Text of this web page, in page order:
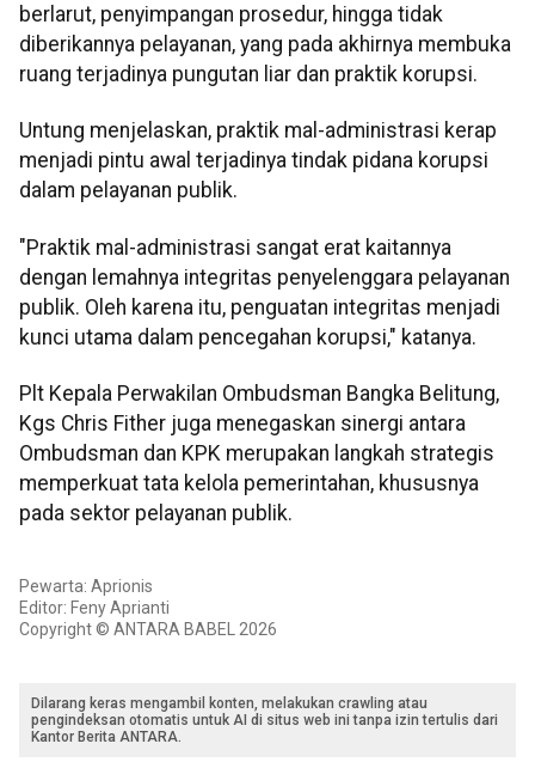
berlarut, penyimpangan prosedur, hingga tidak
diberikannya pelayanan, yang pada akhirnya membuka
ruang terjadinya pungutan liar dan praktik korupsi.
Untung menjelaskan, praktik mal-administrasi kerap
menjadi pintu awal terjadinya tindak pidana korupsi
dalam pelayanan publik.
"Praktik mal-administrasi sangat erat kaitannya
dengan lemahnya integritas penyelenggara pelayanan
publik. Oleh karena itu, penguatan integritas menjadi
kunci utama dalam pencegahan korupsi," katanya.
Plt Kepala Perwakilan Ombudsman Bangka Belitung,
Kgs Chris Fither juga menegaskan sinergi antara
Ombudsman dan KPK merupakan langkah strategis
memperkuat tata kelola pemerintahan, khususnya
pada sektor pelayanan publik.
Pewarta: Aprionis
Editor: Feny Aprianti
Copyright © ANTARA BABEL 2026
Dilarang keras mengambil konten, melakukan crawling atau
pengindeksan otomatis untuk AI di situs web ini tanpa izin tertulis dari
Kantor Berita ANTARA.